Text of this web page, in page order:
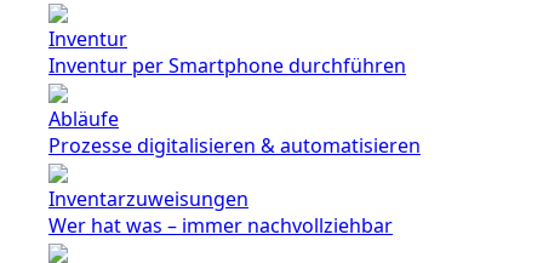
Inventur
Inventur per Smartphone durchführen
Abläufe
Prozesse digitalisieren & automatisieren
Inventarzuweisungen
Wer hat was – immer nachvollziehbar